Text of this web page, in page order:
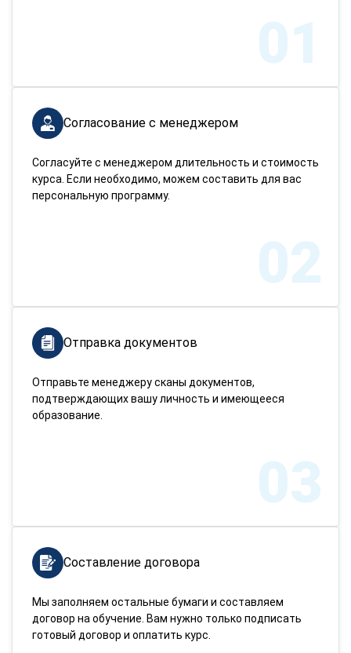
01
Согласование с менеджером
Согласуйте с менеджером длительность и стоимость
курса. Если необходимо, можем составить для вас
персональную программу.
02
Отправка документов
Отправьте менеджеру сканы документов,
подтверждающих вашу личность и имеющееся
образование.
03
Составление договора
Мы заполняем остальные бумаги и составляем
договор на обучение. Вам нужно только подписать
готовый договор и оплатить курс.